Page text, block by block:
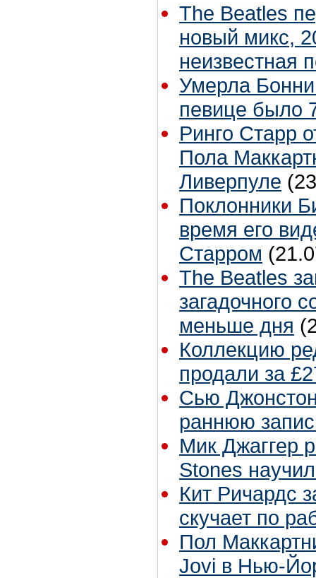
The Beatles
новый микс,
неизвестная
Умерла
певице было
Ринго Старр
Пола
Ливерпуле
Поклонники
время его
Старром
The Beatles
загадочного
меньше дня
Коллекцию
продали за
Сью
раннюю
Мик Джаггер
Stones
Кит Ричардс
скучает по
Пол
Jovi в Нью-